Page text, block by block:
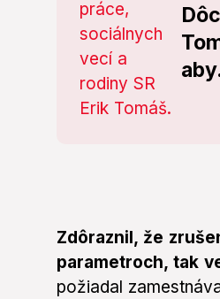
Zdôraznil, že
parametroch, tak
požiadal